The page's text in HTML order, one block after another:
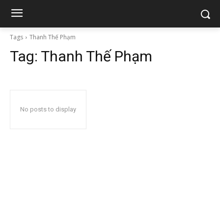
Tags Thanh Thế Phạm
Tag: Thanh Thế Phạm
No posts to display